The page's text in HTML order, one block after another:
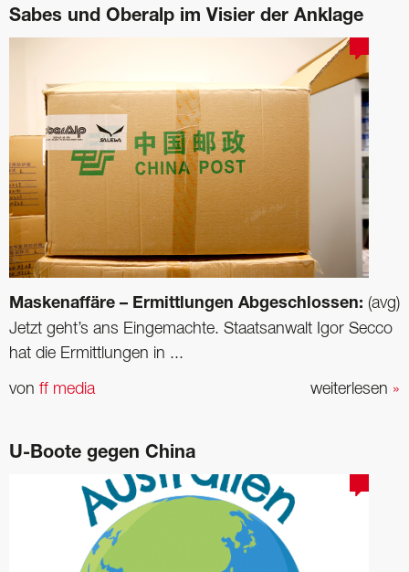
Sabes und Oberalp im Visier der Anklage
Maskenaffäre – Ermittlungen Abgeschlossen: (avg)
Jetzt geht’s ans Eingemachte. Staatsanwalt Igor Secco
hat die Ermittlungen in ...
weiterlesen »
von ff media
U-Boote gegen China